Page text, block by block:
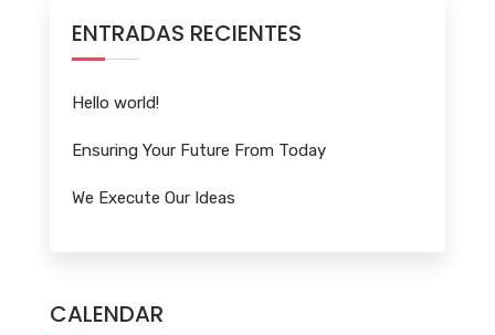
ENTRADAS RECIENTES
Hello world!
Ensuring Your Future From Today
We Execute Our Ideas
CALENDAR